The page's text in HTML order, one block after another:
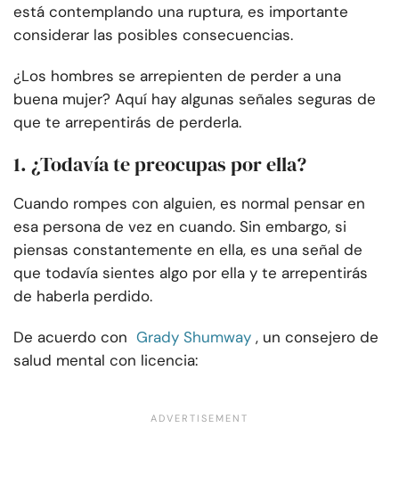
está contemplando una ruptura, es importante
considerar las posibles consecuencias.
¿Los hombres se arrepienten de perder a una
buena mujer? Aquí hay algunas señales seguras de
que te arrepentirás de perderla.
1. ¿Todavía te preocupas por ella?
Cuando rompes con alguien, es normal pensar en
esa persona de vez en cuando. Sin embargo, si
piensas constantemente en ella, es una señal de
que todavía sientes algo por ella y te arrepentirás
de haberla perdido.
De acuerdo con Grady Shumway , un consejero de
salud mental con licencia: